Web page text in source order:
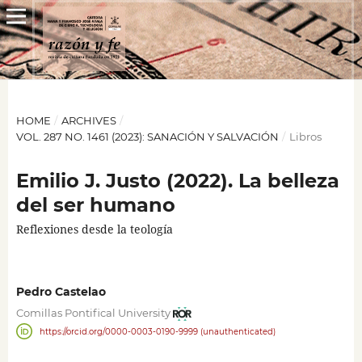
HOME / ARCHIVES /
VOL. 287 NO. 1461 (2023): SANACIÓN Y SALVACIÓN / Libros
Emilio J. Justo (2022). La belleza
del ser humano
Reflexiones desde la teología
Pedro Castelao
Comillas Pontifical University
https://orcid.org/0000-0003-0190-9999 (unauthenticated)